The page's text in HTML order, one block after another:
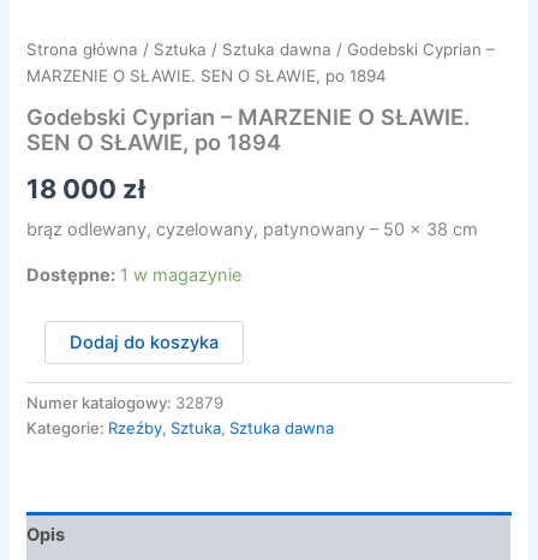
Strona główna / Sztuka / Sztuka dawna / Godebski Cyprian –
MARZENIE O SŁAWIE. SEN O SŁAWIE, po 1894
Godebski Cyprian – MARZENIE O SŁAWIE.
SEN O SŁAWIE, po 1894
18 000 zł
brąz odlewany, cyzelowany, patynowany – 50 x 38 cm
Dostępne: 1 w magazynie
Godebski
Cyprian
-
MARZENIE
O
SŁAWIE,
Dodaj do koszyka
Numer katalogowy: 32879
Kategorie: Rzeźby, Sztuka, Sztuka dawna
Opis